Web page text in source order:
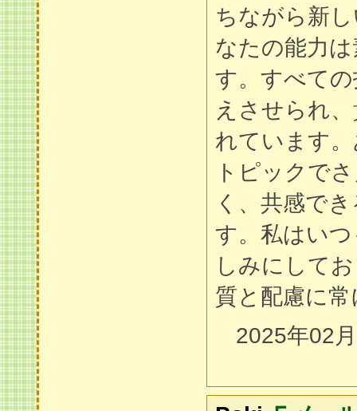
ちながら新
なたの能力
す。すべて
えさせられ
れています
トピックで
く、共感で
す。私はい
しみにして
質と配慮に
2025年02